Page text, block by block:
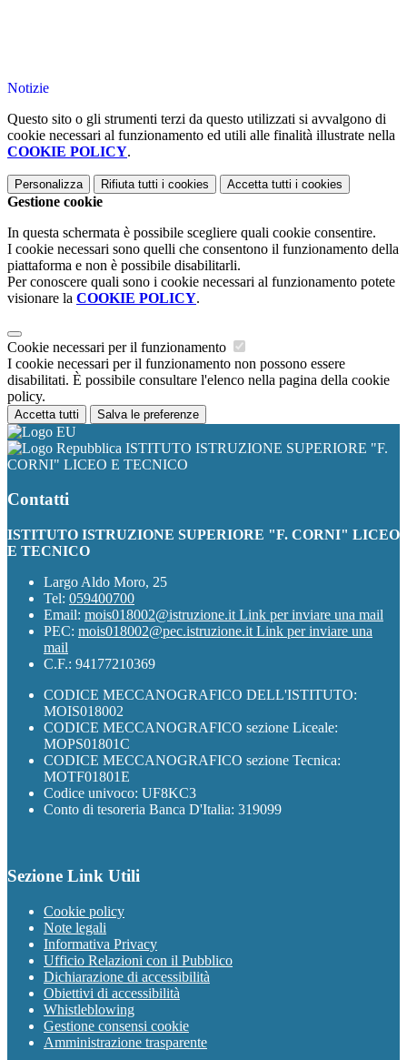
Notizie
Questo sito o gli strumenti terzi da questo utilizzati si avvalgono di
cookie necessari al funzionamento ed utili alle finalità illustrate nella
COOKIE POLICY.
Personalizza Rifiuta tutti i cookies Accetta tutti i cookies
Gestione cookie
In questa schermata è possibile scegliere quali cookie consentire.
I cookie necessari sono quelli che consentono il funzionamento della
piattaforma e non è possibile disabilitarli.
Per conoscere quali sono i cookie necessari al funzionamento potete
visionare la COOKIE POLICY.
Cookie necessari per il funzionamento
I cookie necessari per il funzionamento non possono essere
disabilitati. È possibile consultare l'elenco nella pagina della cookie
policy.
Accetta tutti Salva le preferenze
ISTITUTO ISTRUZIONE SUPERIORE "F.
CORNI" LICEO E TECNICO
Contatti
ISTITUTO ISTRUZIONE SUPERIORE "F. CORNI" LICEO
E TECNICO
Largo Aldo Moro, 25
Tel: 059400700
Email: mois018002@istruzione.it Link per inviare una mail
PEC: mois018002@pec.istruzione.it Link per inviare una
mail
C.F.: 94177210369
CODICE MECCANOGRAFICO DELL'ISTITUTO:
MOIS018002
CODICE MECCANOGRAFICO sezione Liceale:
MOPS01801C
CODICE MECCANOGRAFICO sezione Tecnica:
MOTF01801E
Codice univoco: UF8KC3
Conto di tesoreria Banca D'Italia: 319099
Sezione Link Utili
Cookie policy
Note legali
Informativa Privacy
Ufficio Relazioni con il Pubblico
Dichiarazione di accessibilità
Obiettivi di accessibilità
Whistleblowing
Gestione consensi cookie
Amministrazione trasparente